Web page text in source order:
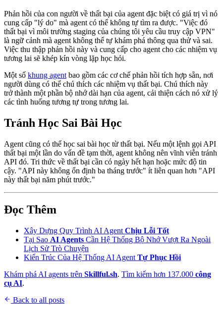
Phản hồi của con người về thất bại của agent đặc biệt có giá trị vì nó
cung cấp "lý do" mà agent có thể không tự tìm ra được. "Việc đó
thất bại vì môi trường staging của chúng tôi yêu cầu truy cập VPN"
là ngữ cảnh mà agent không thể tự khám phá thông qua thử và sai.
Việc thu thập phản hồi này và cung cấp cho agent cho các nhiệm vụ
tương lai sẽ khép kín vòng lặp học hỏi.
Một số khung agent bao gồm các cơ chế phản hồi tích hợp sẵn, nơi
người dùng có thể chú thích các nhiệm vụ thất bại. Chú thích này
trở thành một phần bộ nhớ dài hạn của agent, cải thiện cách nó xử lý
các tình huống tương tự trong tương lai.
Tránh Học Sai Bài Học
Agent cũng có thể học sai bài học từ thất bại. Nếu một lệnh gọi API
thất bại một lần do vấn đề tạm thời, agent không nên vĩnh viễn tránh
API đó. Tri thức về thất bại cần có ngày hết hạn hoặc mức độ tin
cậy. "API này không ổn định ba tháng trước" ít liên quan hơn "API
này thất bại năm phút trước."
Đọc Thêm
Xây Dựng Quy Trình AI Agent Chịu Lỗi Tốt
Tại Sao AI Agents Cần Hệ Thống Bộ Nhớ Vượt Ra Ngoài
Lịch Sử Trò Chuyện
Kiến Trúc Của Hệ Thống AI Agent Tự Phục Hồi
Khám phá AI agents trên Skillful.sh. Tìm kiếm hơn 137.000 công
cụ AI.
Back to all posts